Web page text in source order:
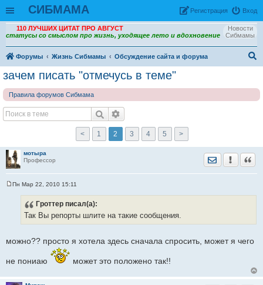
СИБМАМА Вход
Рeгиcтpaция
Новости
Сибмамы
110 ЛУЧШИХ ЦИТАТ ПРО АВГУСТ
статусы со смыслом про жизнь, уходящее лето и вдохновение
Форумы Жизнь Сибмамы
Обсуждение сайта и форума
зачем писать "отмечусь в теме"
Правила форумов Сибмама
< 1 2 3 4 5 >
мотыра
Профессор
Отправить
и
е
Пн Мар 22, 2010 15:11
Гроттер писал(а):
Так Вы репорты шлите на такие сообщения.
можно?? просто я хотела здесь сначала спросить, может я чего
не пониаю может это положено так!!